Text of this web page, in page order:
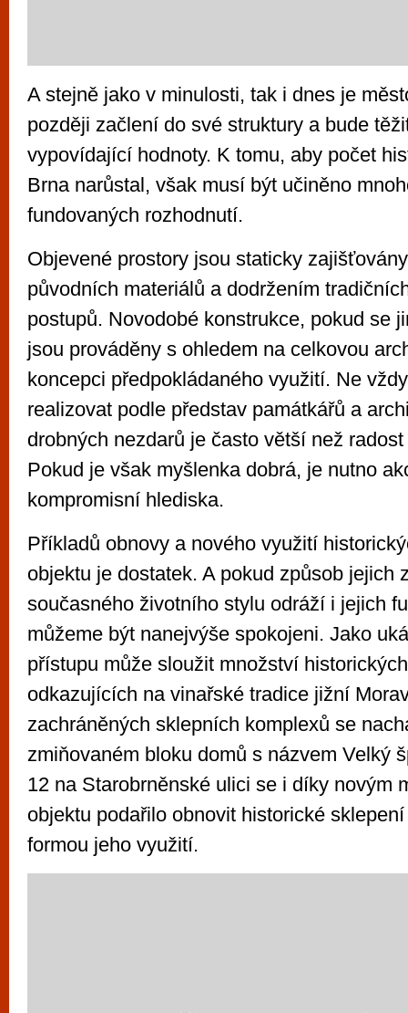
A stejně jako v minulosti, tak i dnes je
později začlení do své struktury a bude
vypovídající hodnoty. K tomu, aby počet
Brna narůstal, však musí být učiněno
fundovaných rozhodnutí.
Objevené prostory jsou staticky
původních materiálů a dodržením
postupů. Novodobé konstrukce, pokud se
jsou prováděny s ohledem na celkovou
koncepci předpokládaného využití. Ne
realizovat podle představ památkářů a
drobných nezdarů je často větší než
Pokud je však myšlenka dobrá, je nutno
kompromisní hlediska.
Příkladů obnovy a nového využití
objektu je dostatek. A pokud způsob jejich
současného životního stylu odráží i jejich
můžeme být nanejvýše spokojeni. Jako
přístupu může sloužit množství
odkazujících na vinařské tradice jižní
zachráněných sklepních komplexů se
zmiňovaném bloku domů s názvem Velký
12 na Starobrněnské ulici se i díky novým
objektu podařilo obnovit historické
formou jeho využití.